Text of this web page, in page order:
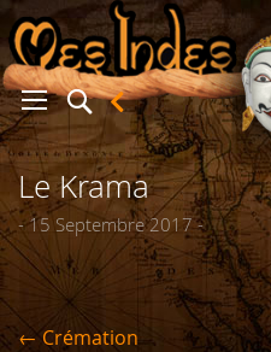
Le Krama
- 15 Septembre 2017 -
← Crémation